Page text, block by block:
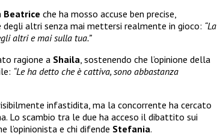
Beatrice che ha mosso accuse ben precise,
degli altri senza mai mettersi realmente in gioco: “La
altri e mai sulla tua.”
ragione a Shaila, sostenendo che l’opinione della
“Le ha detto che è cattiva, sono abbastanza
infastidita, ma la concorrente ha cercato
Lo scambio tra le due ha acceso il dibattito sui
l’opinionista e chi difende Stefania.